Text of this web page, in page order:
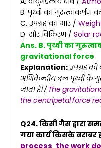
B. पृथ्वी का गुरुत्वाकर्षण
C. उपग्रह का भार /
D. सौर विकिरण / Solar
Ans. B. पृथ्वी का
gravitational force
Explanation: उपग्रह
अभिकेन्द्रीय बल पृथ्वी के
जाता है। /The
the centripetal force
Q24. किसी गैस द्वारा
गया कार्य किसके बराबर